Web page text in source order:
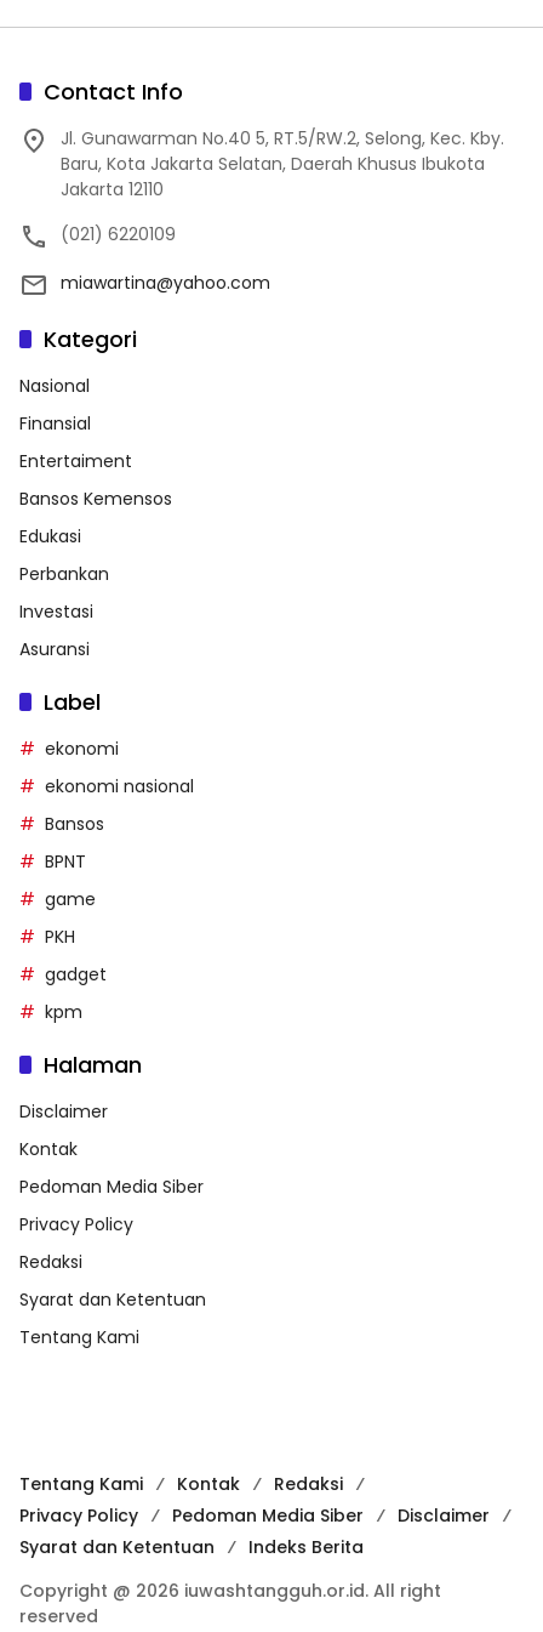
Contact Info
Jl. Gunawarman No.40 5, RT.5/RW.2, Selong, Kec. Kby.
Baru, Kota Jakarta Selatan, Daerah Khusus Ibukota
Jakarta 12110
(021) 6220109
miawartina@yahoo.com
Kategori
Nasional
Finansial
Entertaiment
Bansos Kemensos
Edukasi
Perbankan
Investasi
Asuransi
Label
ekonomi
ekonomi nasional
Bansos
BPNT
game
PKH
gadget
kpm
Halaman
Disclaimer
Kontak
Pedoman Media Siber
Privacy Policy
Redaksi
Syarat dan Ketentuan
Tentang Kami
Tentang Kami Kontak
Redaksi
Privacy Policy
Pedoman Media Siber
Disclaimer
Syarat dan Ketentuan
Indeks Berita
Copyright @ 2026 iuwashtangguh.or.id. All right
reserved